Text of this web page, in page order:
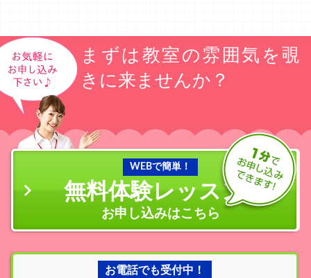
まずは教室の雰囲気を覗
きに来ませんか？
WEBで簡単！
無料体験レッスン
お申し込みはこちら
お電話でも受付中！